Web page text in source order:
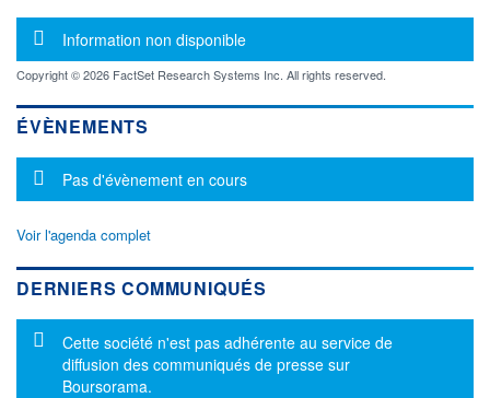
Message d'information
Information non disponible
Copyright © 2026 FactSet Research Systems Inc. All rights reserved.
ÉVÈNEMENTS
Message d'information
Pas d'évènement en cours
Voir l'agenda complet
DERNIERS COMMUNIQUÉS
Message d'information
Cette société n'est pas adhérente au service de
diffusion des communiqués de presse sur
Boursorama.